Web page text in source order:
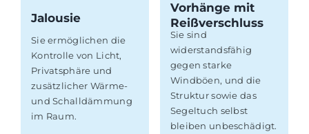
Jalousie
Sie ermöglichen die
Kontrolle von Licht,
Privatsphäre und
zusätzlicher Wärme-
und Schalldämmung
im Raum.
Vorhänge mit
Reißverschluss
Sie sind
widerstandsfähig
gegen starke
Windböen, und die
Struktur sowie das
Segeltuch selbst
bleiben unbeschädigt.